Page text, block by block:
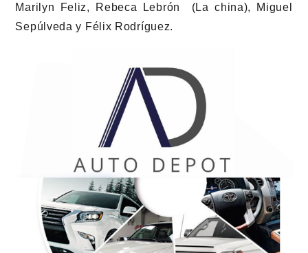
Marilyn Feliz, Rebeca Lebrón (La china), Miguel
Sepúlveda y Félix Rodríguez.